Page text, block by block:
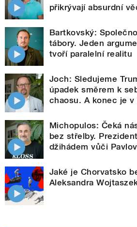
přikrývají absurdní
Bartkovský:
tábory. Jeden
tvoří paralelní realitu
Joch: Sledujeme
úpadek směrem k
chaosu. A konec je v
Michopulos: Čeká
bez střelby.
džihádem vůči
Jaké je Chorvatsko
Aleksandra